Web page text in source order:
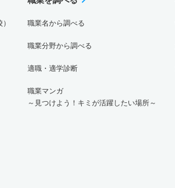
職業名から調べる
職業分野から調べる
適職・適学診断
職業マンガ
～見つけよう！キミが活躍したい場所～